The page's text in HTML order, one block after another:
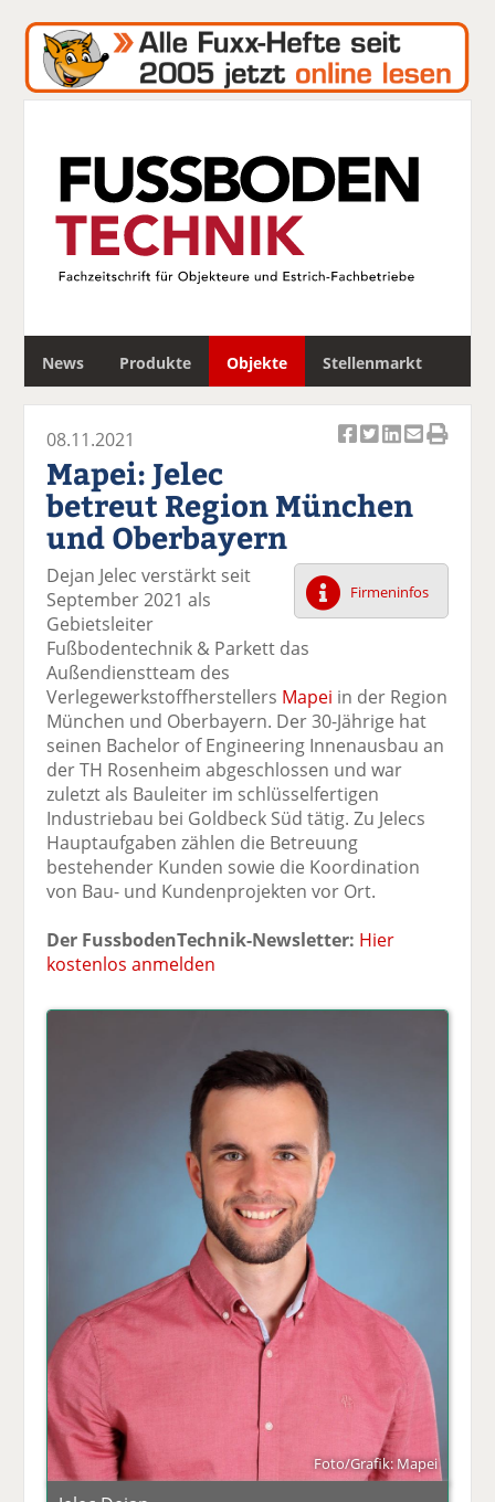
News Produkte Objekte Stellenmarkt
c
k
uf
F
ac
o
o
k
te
il
e
n
k
wi
tt
er
k
uf
Li
n
di
n
te
il
n
k
er
E
m
v
er
se
e
ck
e
08.11.2021
Mapei: Jelec
betreut Region München
und Oberbayern
Firmeninfos
Dejan Jelec verstärkt seit
September 2021 als
Gebietsleiter
Fußbodentechnik & Parkett das
Außendienstteam des
Verlegewerkstoffherstellers Mapei in der Region
München und Oberbayern. Der 30-Jährige hat
seinen Bachelor of Engineering Innenausbau an
der TH Rosenheim abgeschlossen und war
zuletzt als Bauleiter im schlüsselfertigen
Industriebau bei Goldbeck Süd tätig. Zu Jelecs
Hauptaufgaben zählen die Betreuung
bestehender Kunden sowie die Koordination
von Bau- und Kundenprojekten vor Ort.
Der FussbodenTechnik-Newsletter: Hier
kostenlos anmelden
Foto/Grafik: Mapei